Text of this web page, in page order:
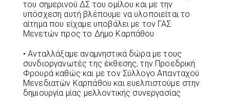
του σημερινού ΔΣ του ομίλου και με την
υπόσχεση αυτή βλέπουμε να υλοποιείται το
αίτημα που είχαμε υποβάλει με τον ΓΑΣ
Μενετών προς το Δήμο Καρπάθου
• Ανταλλάξαμε αναμνηστικά δώρα με τους
συνδιοργανωτές της έκθεσης, την Προεδρική
Φρουρά καθώς και με τον Σύλλογο Απανταχού
Μενεδιατών Καρπάθου και ευελπιστούμε στην
δημιουργία μίας μελλοντικής συνεργασίας